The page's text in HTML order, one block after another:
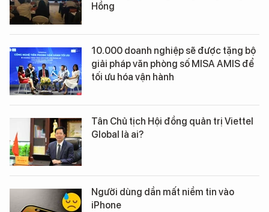
Hồng
10.000 doanh nghiệp sẽ được tặng bộ
giải pháp văn phòng số MISA AMIS để
tối ưu hóa vận hành
Tân Chủ tịch Hội đồng quản trị Viettel
Global là ai?
Người dùng dần mất niềm tin vào
iPhone